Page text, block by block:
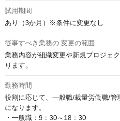
試用期間
あり（3か月）※条件に変更なし
従事すべき業務の 変更の範囲
業務内容が組織変更や新規プロジェ
ります。
勤務時間
役割に応じて、一般職/裁量労働職/
になります。
・一般職：9：30～18：30